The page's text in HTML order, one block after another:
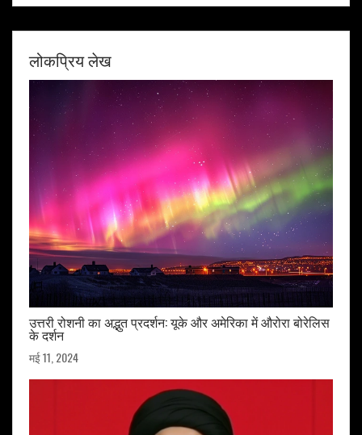
लोकप्रिय लेख
उत्तरी रोशनी का अद्भुत प्रदर्शन: यूके और अमेरिका में औरोरा बोरेलिस
के दर्शन
मई 11, 2024